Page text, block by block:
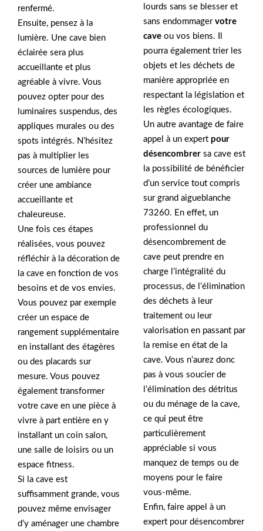
renfermé.
Ensuite, pensez à la
lumière. Une cave bien
éclairée sera plus
accueillante et plus
agréable à vivre. Vous
pouvez opter pour des
luminaires suspendus, des
appliques murales ou des
spots intégrés. N’hésitez
pas à multiplier les
sources de lumière pour
créer une ambiance
accueillante et
chaleureuse.
Une fois ces étapes
réalisées, vous pouvez
réfléchir à la décoration de
la cave en fonction de vos
besoins et de vos envies.
Vous pouvez par exemple
créer un espace de
rangement supplémentaire
en installant des étagères
ou des placards sur
mesure. Vous pouvez
également transformer
votre cave en une pièce à
vivre à part entière en y
installant un coin salon,
une salle de loisirs ou un
espace fitness.
Si la cave est
suffisamment grande, vous
pouvez même envisager
d’y aménager une chambre
lourds sans se blesser et
sans endommager votre
cave ou vos biens. Il
pourra également trier les
objets et les déchets de
manière appropriée en
respectant la législation et
les règles écologiques.
Un autre avantage de faire
appel à un expert pour
désencombrer sa cave est
la possibilité de bénéficier
d’un service tout compris
sur grand aigueblanche
73260. En effet, un
professionnel du
désencombrement de
cave peut prendre en
charge l’intégralité du
processus, de l’élimination
des déchets à leur
traitement ou leur
valorisation en passant par
la remise en état de la
cave. Vous n’aurez donc
pas à vous soucier de
l’élimination des détritus
ou du ménage de la cave,
ce qui peut être
particulièrement
appréciable si vous
manquez de temps ou de
moyens pour le faire
vous-même.
Enfin, faire appel à un
expert pour désencombrer